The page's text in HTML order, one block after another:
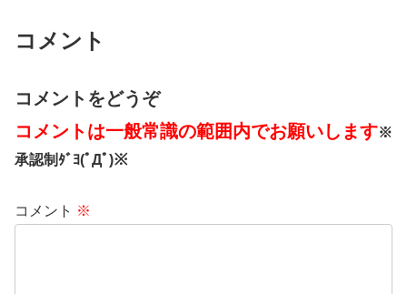
コメント
コメントをどうぞ
コメントは一般常識の範囲内でお願いします※
承認制ﾀﾞﾖ(ﾟДﾟ)※
コメント ※